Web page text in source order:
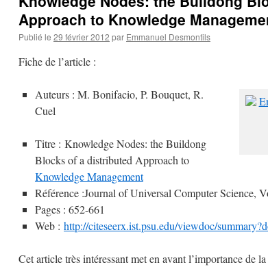
Approach to Knowledge
Publié le 29 février 2012 par Emmanuel Desmontils
Fiche de l’article :
Auteurs : M. Bonifacio, P. Bouquet, R.
Cuel
Titre : Knowledge Nodes: the Buildong
Blocks of a distributed Approach to
Knowledge Management
Référence :Journal of Universal Computer Science,
Pages : 652-661
Web : http://citeseerx.ist.psu.edu/viewdoc/
Cet article très intéressant met en avant l’importance de